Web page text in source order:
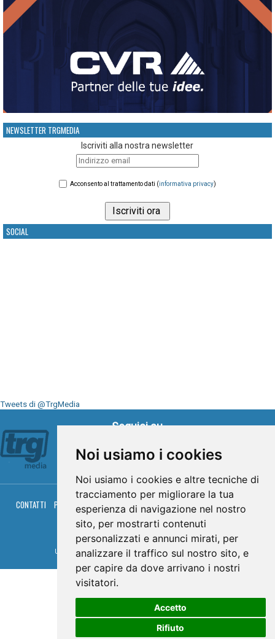
Noi usiamo i cookies
Noi usiamo i cookies e altre tecniche di
tracciamento per migliorare la tua
esperienza di navigazione nel nostro
sito, per mostrarti contenuti
personalizzati e annunci mirati, per
analizzare il traffico sul nostro sito, e
per capire da dove arrivano i nostri
visitatori.
Accetto
Rifiuto
NEWSLETTER TRGMEDIA
Iscriviti alla nostra newsletter
Acconsento al trattamento dati (informativa privacy)
SOCIAL
Tweets di @TrgMedia
Seguici su
CONTATTI PRIVACY COOKIES PALINSESTO DIRETTA TV
DIRETTA RADIO
RGM HITRADIO
© TRG Media 2005-2026
Umbria Televisioni s.r.l. - P.I.00496230541 - www.trgmedia.it- Powered by